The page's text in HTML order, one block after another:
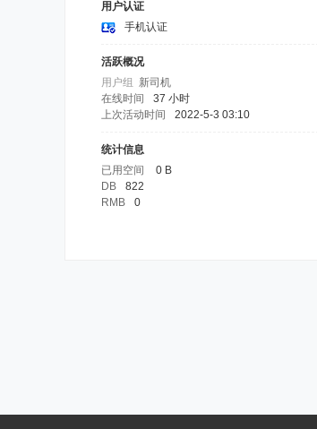
用户认证
手机认证
活跃概况
用户组 新司机
在线时间
37 小时
上次活动时间
2022-5-3 03:10
统计信息
已用空间
0 B
DB
822
RMB
0